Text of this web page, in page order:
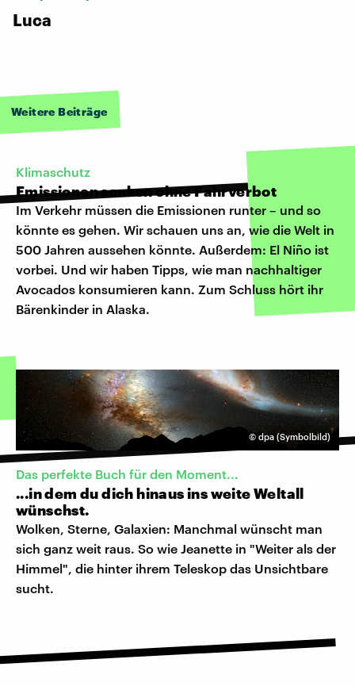
Luca
Weitere Beiträge
Klimaschutz
Emissionen senken ohne Fahrverbot
Im Verkehr müssen die Emissionen runter – und so
könnte es gehen. Wir schauen uns an, wie die Welt in
500 Jahren aussehen könnte. Außerdem: El Niño ist
vorbei. Und wir haben Tipps, wie man nachhaltiger
Avocados konsumieren kann. Zum Schluss hört ihr
Bärenkinder in Alaska.
© dpa (Symbolbild)
Das perfekte Buch für den Moment...
...in dem du dich hinaus ins weite Weltall
wünschst.
Wolken, Sterne, Galaxien: Manchmal wünscht man
sich ganz weit raus. So wie Jeanette in "Weiter als der
Himmel", die hinter ihrem Teleskop das Unsichtbare
sucht.